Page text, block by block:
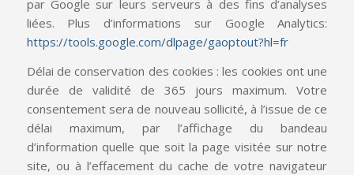
par Google sur leurs serveurs à des fins d’analyses
liées. Plus d’informations sur Google Analytics:
https://tools.google.com/dlpage/gaoptout?hl=fr
Délai de conservation des cookies : les cookies ont une
durée de validité de 365 jours maximum. Votre
consentement sera de nouveau sollicité, à l’issue de ce
délai maximum, par l’affichage du bandeau
d’information quelle que soit la page visitée sur notre
site, ou à l’effacement du cache de votre navigateur